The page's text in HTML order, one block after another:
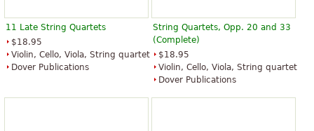
11 Late String Quartets
$18.95
Violin, Cello, Viola, String quartet
Dover Publications
String Quartets, Opp. 20 and 33
(Complete)
$18.95
Violin, Cello, Viola, String quartet
Dover Publications